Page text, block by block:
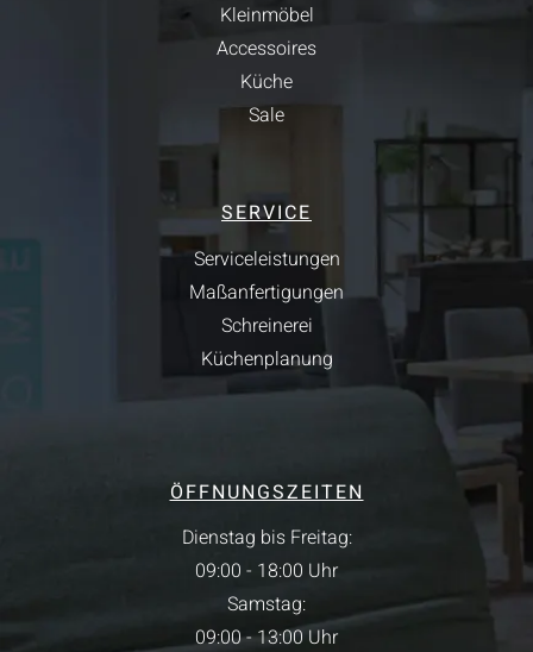
Kleinmöbel
Accessoires
Küche
Sale
SERVICE
Serviceleistungen
Maßanfertigungen
Schreinerei
Küchenplanung
ÖFFNUNGSZEITEN
Dienstag bis Freitag:
09:00 - 18:00 Uhr
Samstag:
09:00 - 13:00 Uhr